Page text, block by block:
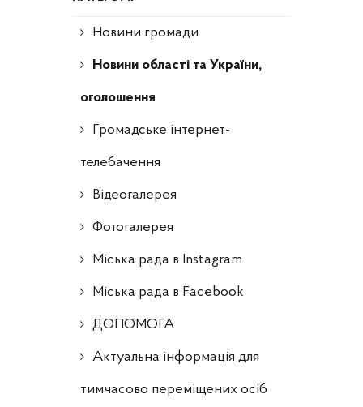
Новини громади
Новини області та України,
оголошення
Громадське інтернет-
телебачення
Відеогалерея
Фотогалерея
Міська рада в Instagram
Міська рада в Facebook
ДОПОМОГА
Актуальна інформація для
тимчасово переміщених осіб